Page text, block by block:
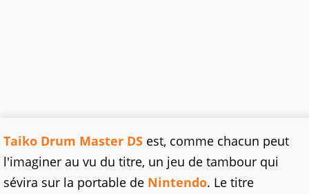
Taiko Drum Master DS est, comme chacun peut
l'imaginer au vu du titre, un jeu de tambour qui
sévira sur la portable de Nintendo. Le titre